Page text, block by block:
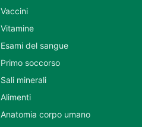
Vaccini
Vitamine
Esami del sangue
Primo soccorso
Sali minerali
Alimenti
Anatomia corpo umano